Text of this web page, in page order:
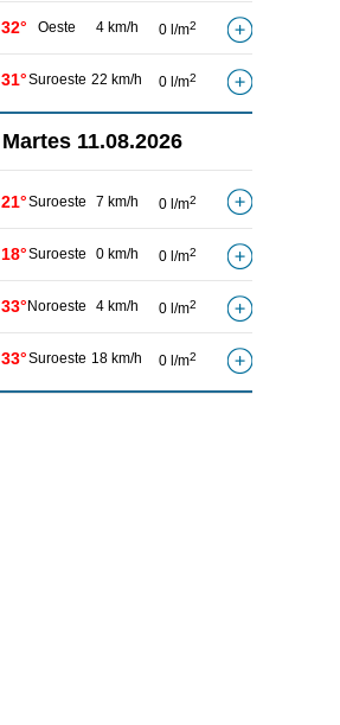
32° Oeste 4 km/h 0 l/m2
31°Suroeste 22 km/h 0 l/m2
Martes 11.08.2026
21°Suroeste 7 km/h 0 l/m2
18°Suroeste 0 km/h 0 l/m2
33° Noroeste 4 km/h 0 l/m2
33°Suroeste 18 km/h 0 l/m2